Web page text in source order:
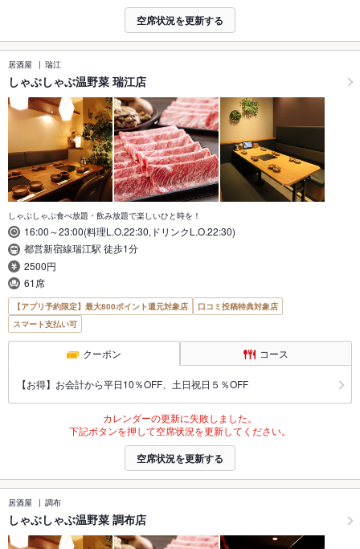
空席状況を更新する
居酒屋 瑞江
しゃぶしゃぶ温野菜 瑞江店
しゃぶしゃぶ食べ放題・飲み放題で楽しいひと時を！
16:00～23:00(料理L.O.22:30,ドリンクL.O.22:30)
都営新宿線瑞江駅 徒歩1分
2500円
61席
【アプリ予約限定】最大800ポイント還元対象店
口コミ投稿特典対象店
スマート支払い可
クーポン コース
【お得】お会計から平日10％OFF、土日祝日５％OFF
カレンダーの更新に失敗しました。
下記ボタンを押して空席状況を更新してください。
空席状況を更新する
居酒屋 調布
しゃぶしゃぶ温野菜 調布店